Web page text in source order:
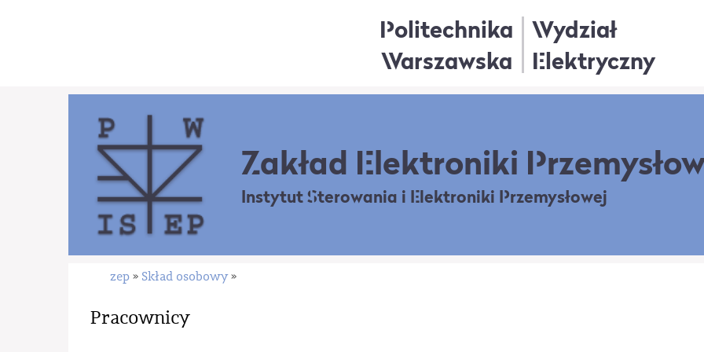
Politechnika
Warszawska
Wydział
Elektryczny
Zakład Elektroniki
Instytut Sterowania i Elektroniki Przemysłowej
zep » Skład osobowy »
Pracownicy